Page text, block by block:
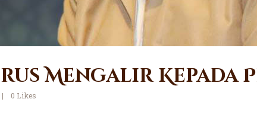
Mengalir Kepada
0 Likes